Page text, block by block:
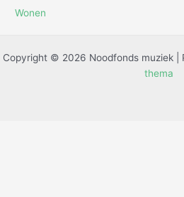
Wonen
Copyright © 2026 Noodfonds muziek |
thema